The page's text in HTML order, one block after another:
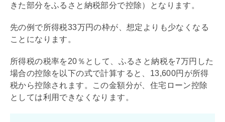
きた部分をふるさと納税部分で控除）となります。
先の例で所得税33万円の枠が、想定よりも少なくなる
ことになります。
所得税の税率を20％として、ふるさと納税を7万円した
場合の控除を以下の式で計算すると、13,600円が所得
税から控除されます。この金額分が、 住宅ローン控除
としては利用できなくなります。